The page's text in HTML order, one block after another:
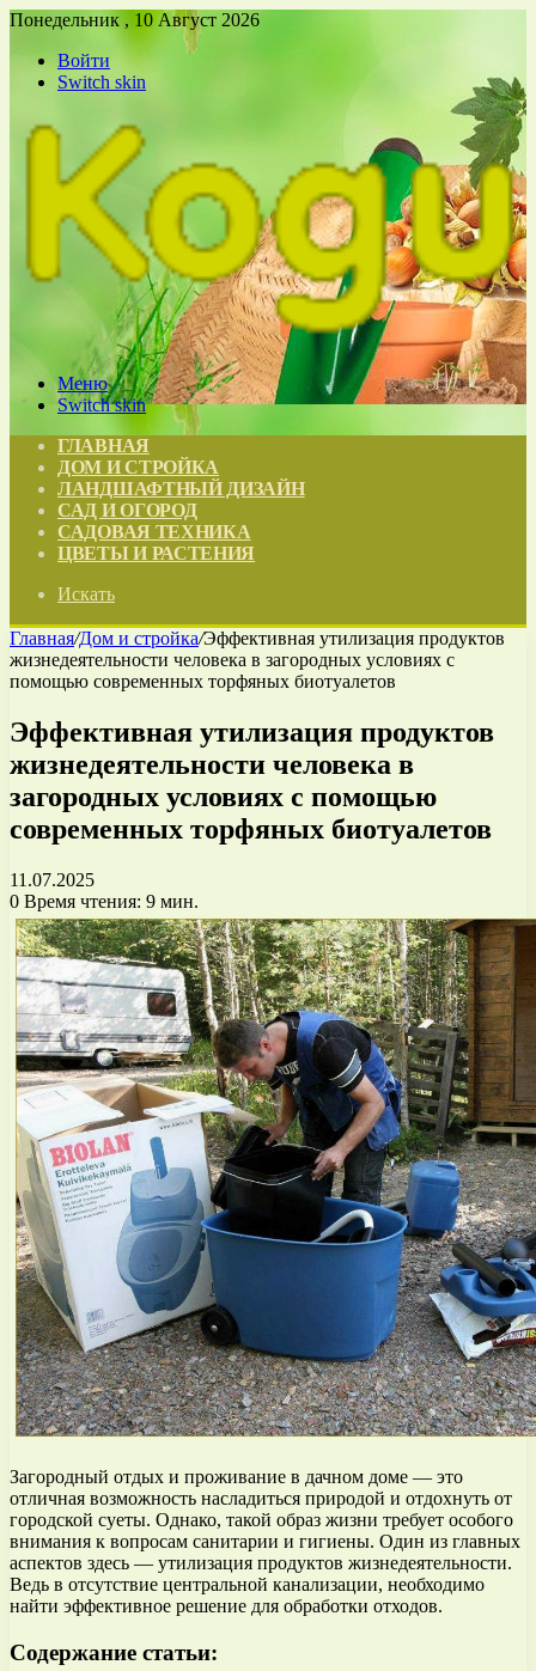
Понедельник , 10 Август 2026
Войти
Switch skin
Меню
Switch skin
ГЛАВНАЯ
ДОМ И СТРОЙКА
ЛАНДШАФТНЫЙ ДИЗАЙН
САД И ОГОРОД
САДОВАЯ ТЕХНИКА
ЦВЕТЫ И РАСТЕНИЯ
Искать
Главная/Дом и стройка/Эффективная утилизация продуктов
жизнедеятельности человека в загородных условиях с
помощью современных торфяных биотуалетов
Эффективная утилизация продуктов
жизнедеятельности человека в
загородных условиях с помощью
современных торфяных биотуалетов
11.07.2025
0 Время чтения: 9 мин.
Загородный отдых и проживание в дачном доме — это
отличная возможность насладиться природой и отдохнуть от
городской суеты. Однако, такой образ жизни требует особого
внимания к вопросам санитарии и гигиены. Один из главных
аспектов здесь — утилизация продуктов жизнедеятельности.
Ведь в отсутствие центральной канализации, необходимо
найти эффективное решение для обработки отходов.
Содержание статьи: